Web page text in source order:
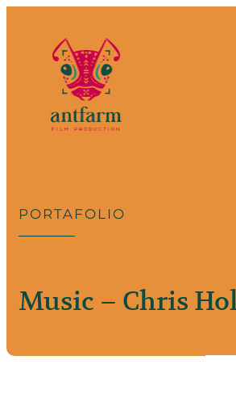
contenido
PORTAFOLIO
Music – Chris